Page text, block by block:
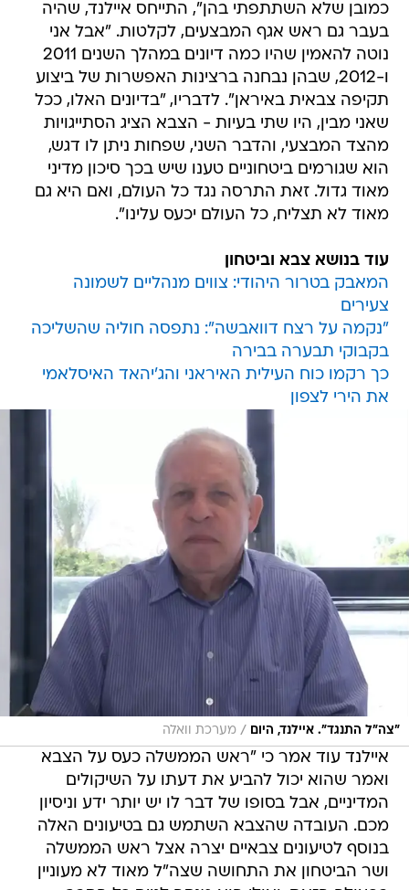
כמובן שלא השתתפתי בהן", התייחס איילנד, שהיה
בעבר גם ראש אגף המבצעים, לקלטות. "אבל אני
נוטה להאמין שהיו כמה דיונים במהלך השנים 2011
ו-2012, שבהן נבחנה ברצינות האפשרות של ביצוע
תקיפה צבאית באיראן". לדבריו, "בדיונים האלו, ככל
שאני מבין, היו שתי בעיות - הצבא הציג הסתייגויות
מהצד המבצעי, והדבר השני, שפחות ניתן לו דגש,
הוא שגורמים ביטחוניים טענו שיש בכך סיכון מדיני
מאוד גדול. זאת התרסה נגד כל העולם, ואם היא גם
מאוד לא תצליח, כל העולם יכעס עלינו".
עוד בנושא צבא וביטחון
המאבק בטרור היהודי: צווים מנהליים לשמונה
צעירים
"נקמה על רצח דוואבשה": נתפסה חוליה שהשליכה
בקבוקי תבערה בבירה
כך רקמו כוח העילית האיראני והג'יהאד האיסלאמי
את הירי לצפון
"צה"ל התנגד". איילנד, היום / מערכת וואלה
איילנד עוד אמר כי "ראש הממשלה כעס על הצבא
ואמר שהוא יכול להביע את דעתו על השיקולים
המדיניים, אבל בסופו של דבר לו יש יותר ידע וניסיון
מכם. העובדה שהצבא השתמש גם בטיעונים האלה
בנוסף לטיעונים צבאיים יצרה אצל ראש הממשלה
ושר הביטחון את התחושה שצה"ל מאוד לא מעוניין